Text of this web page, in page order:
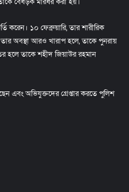
করেন। ১০ ফেব্রুয়ারি, তার শারীরিক
তার অবস্থা আরও খারাপ হলে, তাকে পুনরায়
হলে তাকে শহীদ জিয়াউর রহমান
এবং অভিযুক্তদের গ্রেপ্তার করতে পুলিশ